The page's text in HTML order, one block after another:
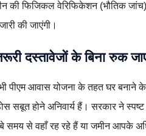
की फिजिकल वेरिफिकेशन (भौतिक
की जाएंगी।
दस्तावेजों के बिना रुक
पीएम आवास योजना के तहत घर बनाने
सबूत होने अनिवार्य हैं। सरकार ने स्पष्ट
समय से वहाँ रह रहे हैं या जमीन आपके